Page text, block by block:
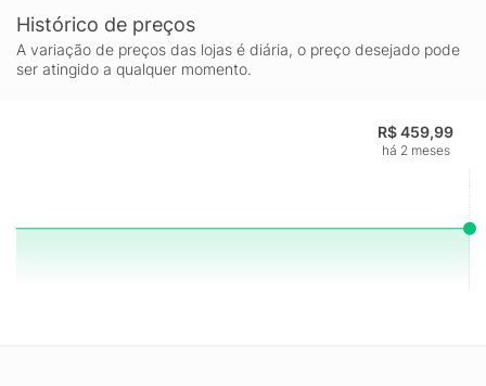
Histórico de preços
A variação de preços das lojas é diária, o preço desejado pode
ser atingido a qualquer momento.
R$ 459,99
há 2 meses